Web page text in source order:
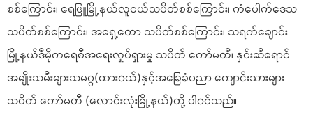
စစ်ကြောင်း၊ ရေဖြူမြို့နယ်လူငယ်သပိတ်စစ်‌ကြောင်း၊ ကံပေါက်ဒေသ
သပိတ်စစ်ကြောင်း၊ အရှေ့တော သပိတ်စစ်ကြောင်း၊ သရက်ချောင်း
မြို့နယ်ဒီမိုကရေစီအရေးလှုပ်ရှားမှု သပိတ် ကော်မတီ၊ နှင်းဆီရောင်
အမျိုးသမီးများသမဂ္ဂ(ထားဝယ်)နှင့်အခြေခံပညာ ကျောင်းသားများ
သပိတ် ကော်မတီ (လောင်းလုံးမြို့နယ်)တို့ ပါဝင်သည်။